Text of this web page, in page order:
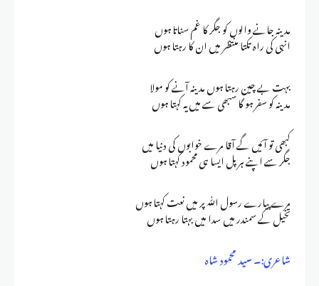
مدینہ جانے والوں کو جگر کا غم سناتا ہوں
انہی کی راہ تکتا منتظر میں ان کا رہتا ہوں
بہت بے چین رہتا ہوں مدینہ آنے کو مولا
مدینہ کو سفر ہو گا سبھی سے میں یہ کہتا ہوں
کبھی تو آئیں گے آقا مرے خوابوں کی دنیا میں
جگر سے اپنے ہر پل ایسا ہی محمود کہتا ہوں
مرے پیارے رسول اللّٰہ پر میں نعت کہتا ہوں
تخیل کے سمندر میں سدا میں بہتا رہتا ہوں
شاعری:۔ سید محمود شاہ